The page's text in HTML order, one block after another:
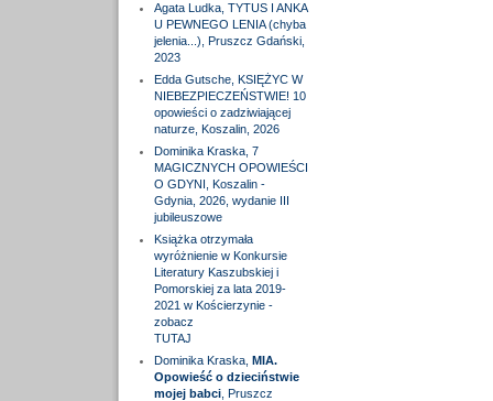
Agata Ludka, TYTUS I ANKA
U PEWNEGO LENIA (chyba
jelenia...), Pruszcz Gdański,
2023
Edda Gutsche, KSIĘŻYC W
NIEBEZPIECZEŃSTWIE! 10
opowieści o zadziwiającej
naturze, Koszalin, 2026
Dominika Kraska, 7
MAGICZNYCH OPOWIEŚCI
O GDYNI, Koszalin -
Gdynia, 2026, wydanie III
jubileuszowe
Książka otrzymała
wyróżnienie w Konkursie
Literatury Kaszubskiej i
Pomorskiej za lata 2019-
2021 w Kościerzynie -
zobacz
TUTAJ
Dominika Kraska, MIA.
Opowieść o dzieciństwie
mojej babci, Pruszcz